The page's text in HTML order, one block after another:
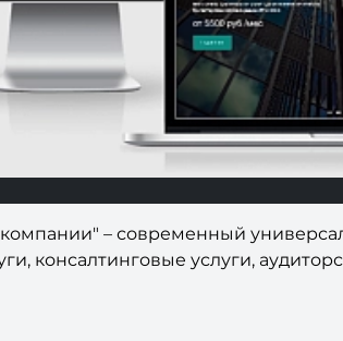
компании" – современный
консалтинговые услуги,